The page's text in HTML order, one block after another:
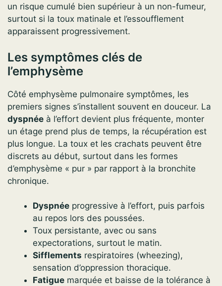
un risque cumulé bien supérieur à un non-fumeur,
surtout si la toux matinale et l’essoufflement
apparaissent progressivement.
Les symptômes clés de
l’emphysème
Côté emphysème pulmonaire symptômes, les
premiers signes s’installent souvent en douceur. La
dyspnée à l’effort devient plus fréquente, monter
un étage prend plus de temps, la récupération est
plus longue. La toux et les crachats peuvent être
discrets au début, surtout dans les formes
d’emphysème « pur » par rapport à la bronchite
chronique.
Dyspnée progressive à l’effort, puis parfois
au repos lors des poussées.
Toux persistante, avec ou sans
expectorations, surtout le matin.
Sifflements respiratoires (wheezing),
sensation d’oppression thoracique.
Fatigue marquée et baisse de la tolérance à